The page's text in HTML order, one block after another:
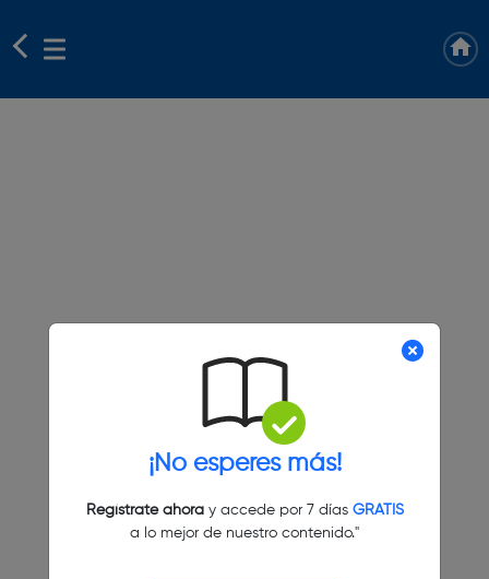
¡No esperes más!
Regístrate ahoray accede por 7 días GRATIS
a lo mejor de nuestro contenido."